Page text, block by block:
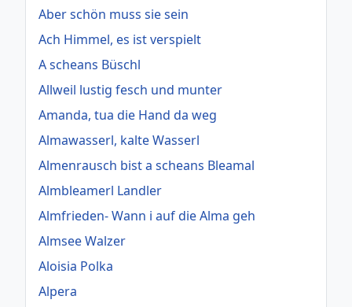
Aber schön muss sie sein
Ach Himmel, es ist verspielt
A scheans Büschl
Allweil lustig fesch und munter
Amanda, tua die Hand da weg
Almawasserl, kalte Wasserl
Almenrausch bist a scheans Bleamal
Almbleamerl Landler
Almfrieden- Wann i auf die Alma geh
Almsee Walzer
Aloisia Polka
Alpera